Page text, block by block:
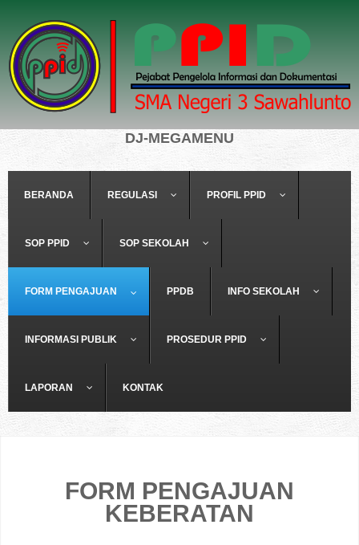
DJ-MEGAMENU
BERANDA REGULASI PROFIL PPID
SOP PPID SOP SEKOLAH
FORM PENGAJUAN PPDB INFO SEKOLAH
INFORMASI PUBLIK PROSEDUR PPID
LAPORAN KONTAK
FORM PENGAJUAN
KEBERATAN